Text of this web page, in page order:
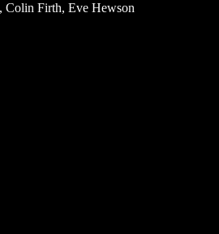
Colin Firth, Eve Hewson